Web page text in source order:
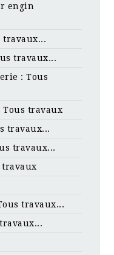
engin
travaux...
travaux...
: Tous
travaux
travaux...
travaux...
travaux
travaux...